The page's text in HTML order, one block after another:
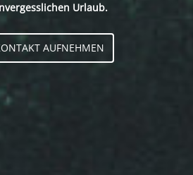
Urlaub.
AUFNEHMEN